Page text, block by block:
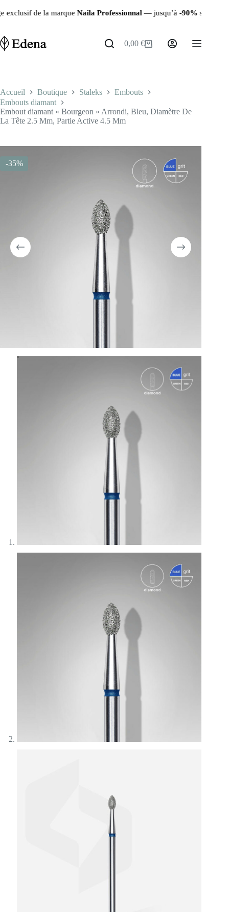
aumarqueNaila Professionnal— jusqu’à-90% sur les produits
Panier
0,00€
Accueil Boutique Staleks
Embouts
Embouts diamant
Embout diamant « Bourgeon » Arrondi, Bleu, Diamètre De
La Tête 2.5 Mm, Partie Active 4.5 Mm
-35%